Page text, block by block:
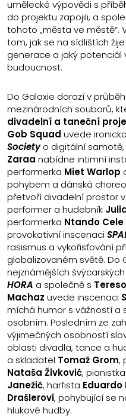
umělecké výpovědi s
do projektu zapojili, a
tohoto „města ve
tom, jak se na sídlištích
generace a jaký potenciál
budoucnost.
Do Galaxie dorazí v
mezinárodních souborů,
divadelní a taneční
Gob Squad uvede
Societyo digitální samotě,
Zaraa nabídne intimní
performerka Miet Warlop
pohybem a dánská
přetvoří divadelní prostor
performer a hudebník
performerka Ntando Cele
provokativní inscenaci
rasismus a vykořisťování
globalizovaném světě. Do
nejznámějších
HORA a společně s
Machaz uvede inscenaci
míchá humor s vážností a
osobním. Posledním ze
výjimečných osobností
oblasti divadla, tance a
a skladatel Tomaž Grom,
Nataša Živković,
Janežič, harfista Eduardo
Drašlerovi, pohybující se
hlukové hudby.